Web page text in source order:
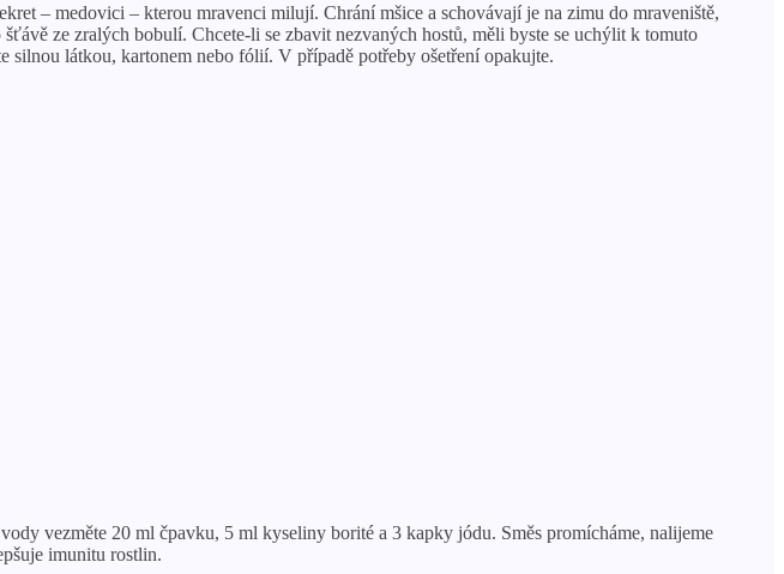
– medovici – kterou mravenci milují. Chrání mšice a schovávají je na zimu do mraveniště,
ze zralých bobulí. Chcete-li se zbavit nezvaných hostů, měli byste se uchýlit k tomuto
silnou látkou, kartonem nebo fólií. V případě potřeby ošetření opakujte.
vezměte 20 ml čpavku, 5 ml kyseliny borité a 3 kapky jódu. Směs promícháme, nalijeme
imunitu rostlin.